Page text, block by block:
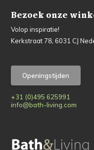
Bezoek onze
Volop inspiratie!
Kerkstraat 78, 6031 CJ
Openingstijden
+31 (0)495 625991
info@bath-living.com